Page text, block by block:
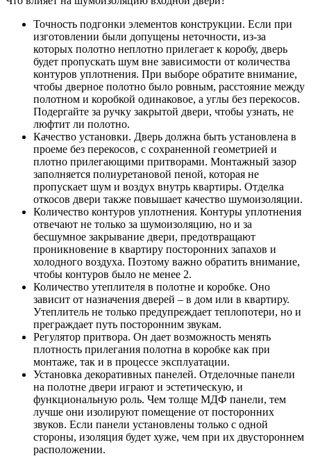
Точность подгонки элементов конструкции. Если при
изготовлении были допущены неточности, из-за
которых полотно неплотно прилегает к коробу, дверь
будет пропускать шум вне зависимости от количества
контуров уплотнения. При выборе обратите внимание,
чтобы дверное полотно было ровным, расстояние между
полотном и коробкой одинаковое, а углы без перекосов.
Подергайте за ручку закрытой двери, чтобы узнать, не
люфтит ли полотно.
Качество установки. Дверь должна быть установлена в
проеме без перекосов, с сохраненной геометрией и
плотно прилегающими притворами. Монтажный зазор
заполняется полиуретановой пеной, которая не
пропускает шум и воздух внутрь квартиры. Отделка
откосов двери также повышает качество шумоизоляции.
Количество контуров уплотнения. Контуры уплотнения
отвечают не только за шумоизоляцию, но и за
бесшумное закрывание двери, предотвращают
проникновение в квартиру посторонних запахов и
холодного воздуха. Поэтому важно обратить внимание,
чтобы контуров было не менее 2.
Количество утеплителя в полотне и коробке. Оно
зависит от назначения дверей – в дом или в квартиру.
Утеплитель не только предупреждает теплопотери, но и
преграждает путь посторонним звукам.
Регулятор притвора. Он дает возможность менять
плотность прилегания полотна в коробке как при
монтаже, так и в процессе эксплуатации.
Установка декоративных панелей. Отделочные панели
на полотне двери играют и эстетическую, и
функциональную роль. Чем толще МДФ панели, тем
лучше они изолируют помещение от посторонних
звуков. Если панели установлены только с одной
стороны, изоляция будет хуже, чем при их двустороннем
расположении.